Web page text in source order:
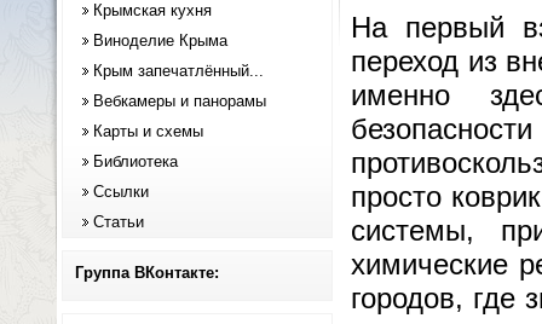
Крымская кухня
Виноделие Крыма
Крым запечатлённый...
Вебкамеры и панорамы
Карты и схемы
Библиотека
Ссылки
Статьи
Группа ВКонтакте:
На первый
переход из
именно
просто
системы,
химические
городов, где